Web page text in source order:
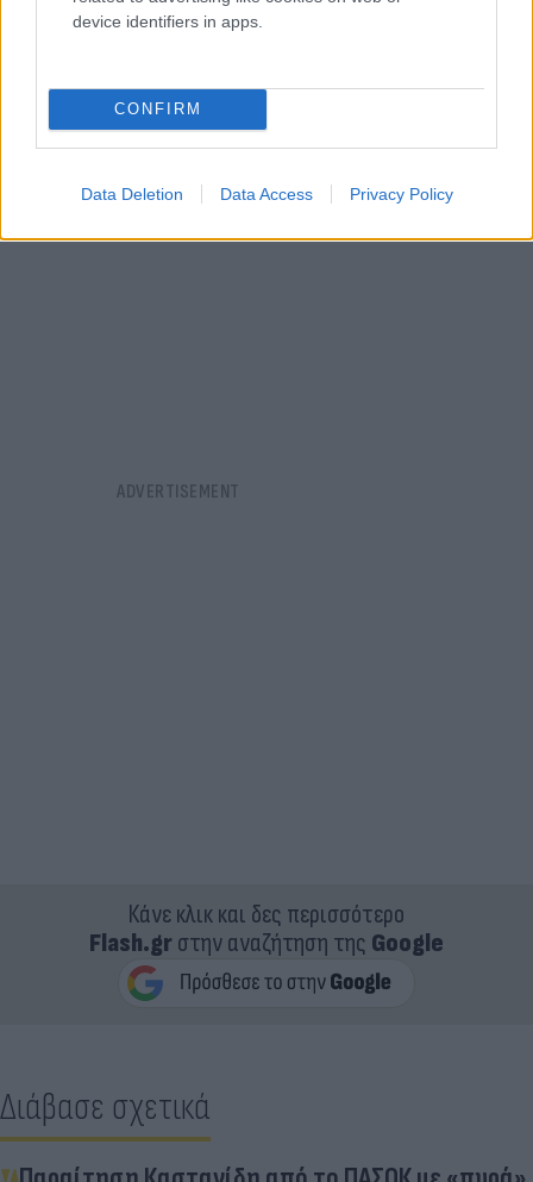
device identifiers in apps.
CONFIRM
Data Deletion Data Access Privacy Policy
συμβαίνει. «Θα παραμείνω στην πολιτική ζωή του
Κάνε κλικ και δες περισσότερο
Flash.grστην αναζήτηση της Google
Διάβασε σχετικά